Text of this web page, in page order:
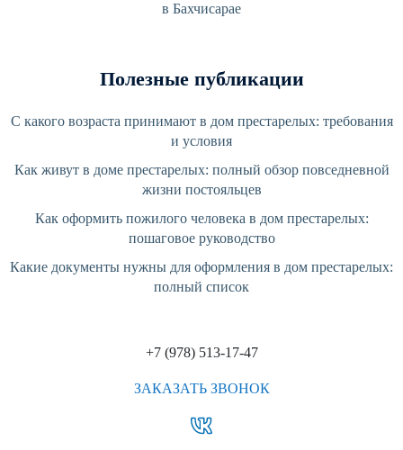
в Бахчисарае
Полезные публикации
С какого возраста принимают в дом престарелых: требования
и условия
Как живут в доме престарелых: полный обзор повседневной
жизни постояльцев
Как оформить пожилого человека в дом престарелых:
пошаговое руководство
Какие документы нужны для оформления в дом престарелых:
полный список
+7 (978) 513-17-47
ЗАКАЗАТЬ ЗВОНОК